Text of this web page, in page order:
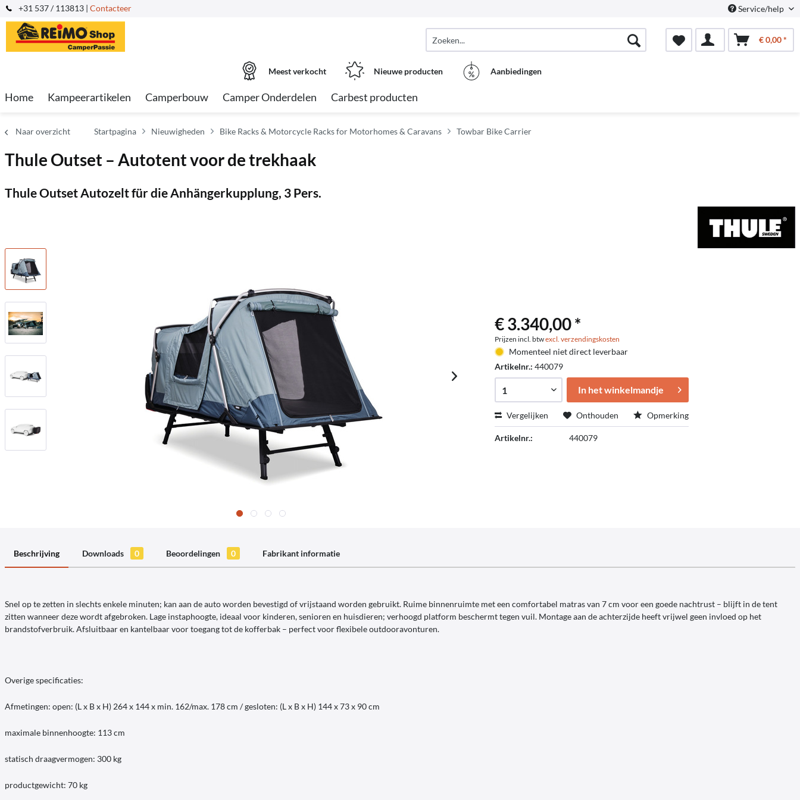
+31 537 / 113813 | Contacteer Service/help
€ 0,00 *
Meest verkocht Nieuwe producten Aanbiedingen
Home Kampeerartikelen Camperbouw Camper Onderdelen Carbest producten
Naar overzicht Startpagina Nieuwigheden Bike Racks & Motorcycle Racks for Motorhomes & Caravans Towbar Bike Carrier
Thule Outset – Autotent voor de trekhaak
Thule Outset Autozelt für die Anhängerkupplung, 3 Pers.
€ 3.340,00 *
Prijzen incl. btwexcl. verzendingskosten
Momenteel niet direct leverbaar
Artikelnr.:440079
In het winkelmandje
Vergelijken Onthouden Opmerking
Artikelnr.: 440079
Beschrijving Downloads 0 Beoordelingen 0 Fabrikant informatie
Snel op te zetten in slechts enkele minuten; kan aan de auto worden bevestigd of vrijstaand worden gebruikt. Ruime binnenruimte met een comfortabel matras van 7 cm voor een goede nachtrust – blijft in de tent
zitten wanneer deze wordt afgebroken. Lage instaphoogte, ideaal voor kinderen, senioren en huisdieren; verhoogd platform beschermt tegen vuil. Montage aan de achterzijde heeft vrijwel geen invloed op het
brandstofverbruik. Afsluitbaar en kantelbaar voor toegang tot de kofferbak – perfect voor flexibele outdooravonturen.
Overige specificaties:
Afmetingen: open: (L x B x H) 264 x 144 x min. 162/max. 178 cm / gesloten: (L x B x H) 144 x 73 x 90 cm
maximale binnenhoogte: 113 cm
statisch draagvermogen: 300 kg
productgewicht: 70 kg